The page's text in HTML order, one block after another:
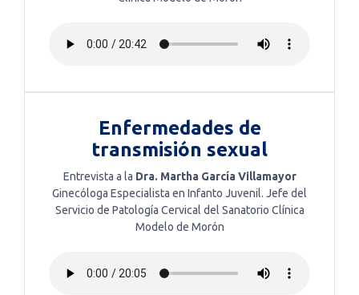
Enfermedades de
transmisión sexual
Entrevista a la Dra. Martha García Villamayor
Ginecóloga Especialista en Infanto Juvenil. Jefe del
Servicio de Patología Cervical del Sanatorio Clínica
Modelo de Morón